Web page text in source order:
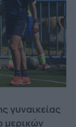
γυναικείας
μερικών